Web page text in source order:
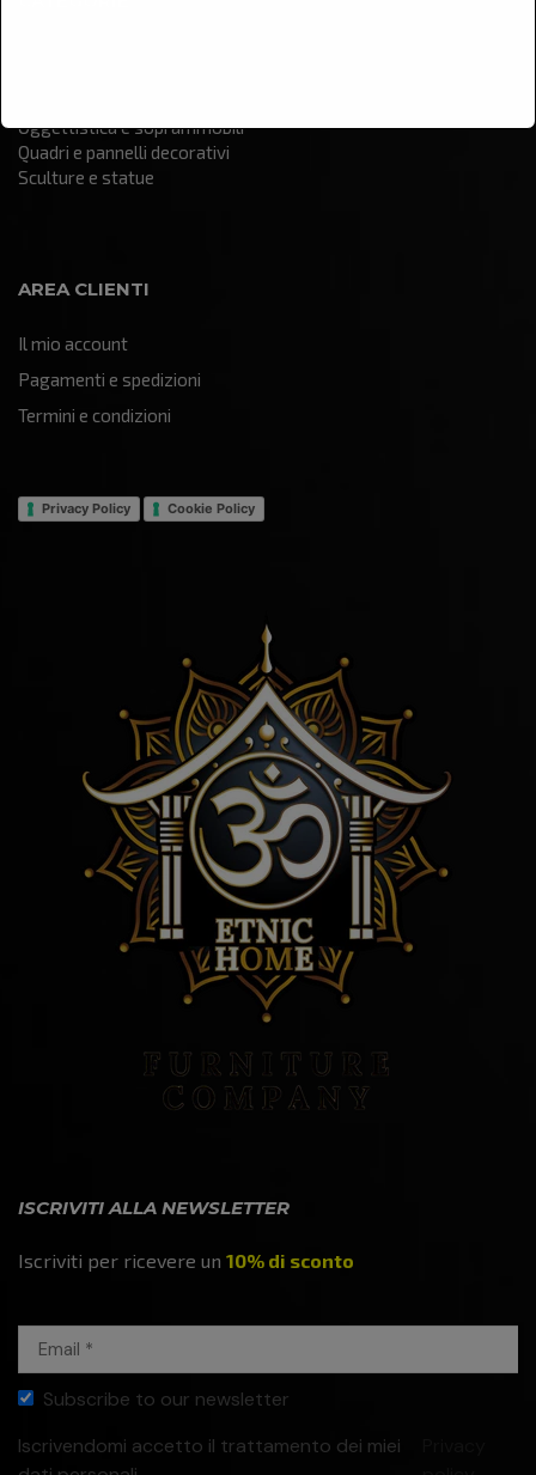
Oggettistica e soprammobili
Quadri e pannelli decorativi
Sculture e statue
AREA CLIENTI
Il mio account
Pagamenti e spedizioni
Termini e condizioni
Privacy Policy Cookie Policy
ISCRIVITI ALLA NEWSLETTER
Iscriviti per ricevere un 10% di sconto
Subscribe to our newsletter
Iscrivendomi accetto il trattamento dei miei